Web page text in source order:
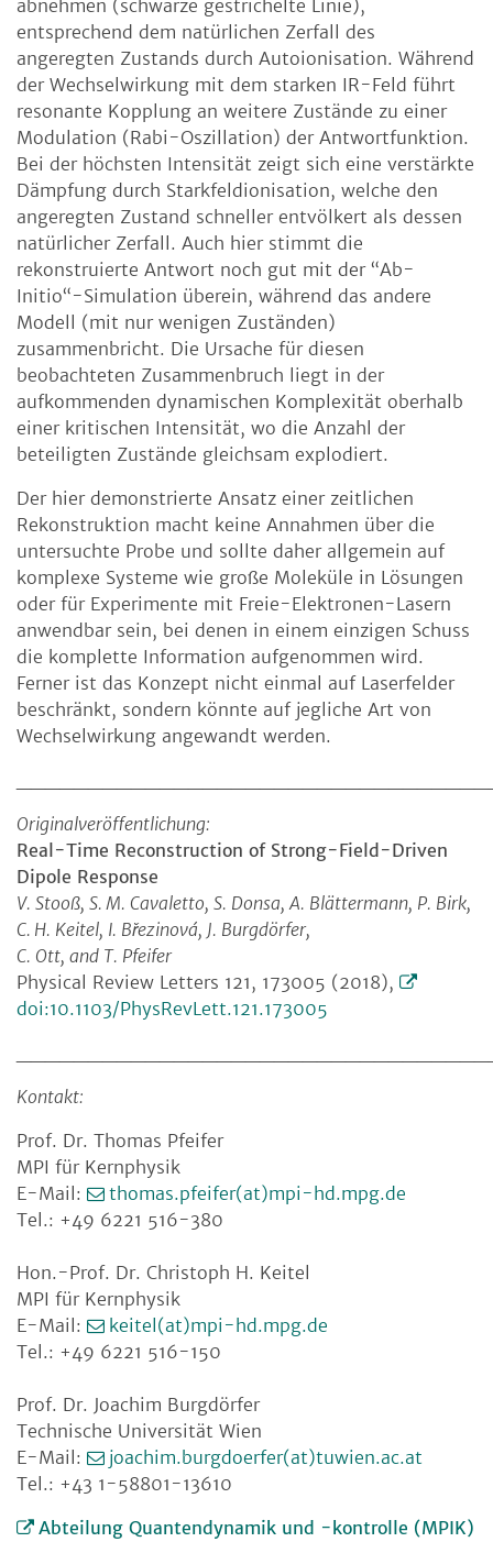
abnehmen (schwarze gestrichelte Linie),
entsprechend dem natürlichen Zerfall des
angeregten Zustands durch Autoionisation. Während
der Wechselwirkung mit dem starken IR-Feld führt
resonante Kopplung an weitere Zustände zu einer
Modulation (Rabi-Oszillation) der Antwortfunktion.
Bei der höchsten Intensität zeigt sich eine verstärkte
Dämpfung durch Starkfeldionisation, welche den
angeregten Zustand schneller entvölkert als dessen
natürlicher Zerfall. Auch hier stimmt die
rekonstruierte Antwort noch gut mit der “Ab-
Initio“-Simulation überein, während das andere
Modell (mit nur wenigen Zuständen)
zusammenbricht. Die Ursache für diesen
beobachteten Zusammenbruch liegt in der
aufkommenden dynamischen Komplexität oberhalb
einer kritischen Intensität, wo die Anzahl der
beteiligten Zustände gleichsam explodiert.
Der hier demonstrierte Ansatz einer zeitlichen
Rekonstruktion macht keine Annahmen über die
untersuchte Probe und sollte daher allgemein auf
komplexe Systeme wie große Moleküle in Lösungen
oder für Experimente mit Freie-Elektronen-Lasern
anwendbar sein, bei denen in einem einzigen Schuss
die komplette Information aufgenommen wird.
Ferner ist das Konzept nicht einmal auf Laserfelder
beschränkt, sondern könnte auf jegliche Art von
Wechselwirkung angewandt werden.
Originalveröffentlichung:
Real-Time Reconstruction of Strong-Field-Driven
Dipole Response
V. Stooß, S. M. Cavaletto, S. Donsa, A. Blättermann, P. Birk,
C. H. Keitel, I. Březinová, J. Burgdörfer,
C. Ott, and T. Pfeifer
Physical Review Letters 121, 173005 (2018),
doi:10.1103/PhysRevLett.121.173005
Kontakt:
Prof. Dr. Thomas Pfeifer
MPI für Kernphysik
E-Mail:
thomas.pfeifer(at)mpi-hd.mpg.de
Tel.: +49 6221 516-380
Hon.-Prof. Dr. Christoph H. Keitel
MPI für Kernphysik
E-Mail:
keitel(at)mpi-hd.mpg.de
Tel.: +49 6221 516-150
Prof. Dr. Joachim Burgdörfer
Technische Universität Wien
E-Mail:
joachim.burgdoerfer(at)tuwien.ac.at
Tel.: +43 1-58801-13610
Abteilung Quantendynamik und -kontrolle (MPIK)